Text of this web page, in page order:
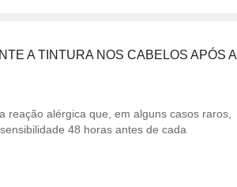
A TINTURA NOS CABELOS APÓS A
reação alérgica que, em alguns casos raros,
48 horas antes de cada